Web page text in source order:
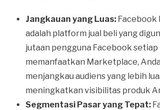
Jangkauan yang Luas:
adalah platform jual beli yang
jutaan pengguna Facebook setiap
memanfaatkan Marketplace,
menjangkau audiens yang lebih
meningkatkan visibilitas produk
Segmentasi Pasar yang Tepat: